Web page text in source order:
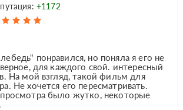
+1172
понравился, но поняла я его не
для каждого свой. интересный
На мой взгляд, такой фильм для
Не хочется его пересматривать.
было жутко, некоторые